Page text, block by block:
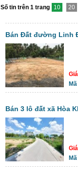
Số tin trên 1 trang 10 20
Bán Đất đường Linh
Bán 3 lô đất xã Hòa